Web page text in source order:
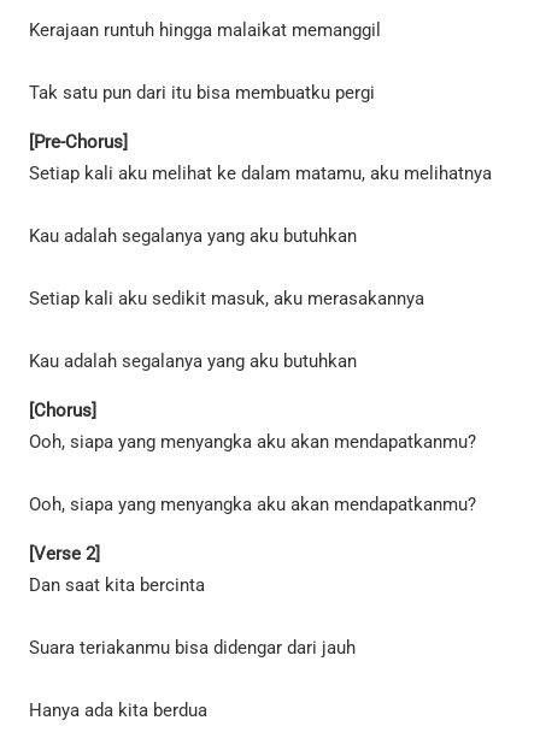
Kerajaan runtuh hingga malaikat memanggil
Tak satu pun dari itu bisa membuatku pergi
[Pre-Chorus]
Setiap kali aku melihat ke dalam matamu, aku melihatnya
Kau adalah segalanya yang aku butuhkan
Setiap kali aku sedikit masuk, aku merasakannya
Kau adalah segalanya yang aku butuhkan
[Chorus]
Ooh, siapa yang menyangka aku akan mendapatkanmu?
Ooh, siapa yang menyangka aku akan mendapatkanmu?
[Verse 2]
Dan saat kita bercinta
Suara teriakanmu bisa didengar dari jauh
Hanya ada kita berdua